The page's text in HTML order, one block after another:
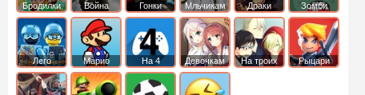
Бродилки Война Гонки Мльчикам Драки Зомби
Лего Марио На 4 Девочкам На троих Рыцари